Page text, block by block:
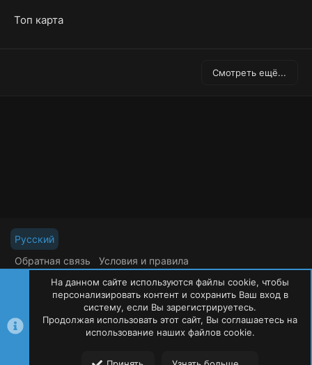
Топ карта
Смотреть ещё...
Русский
Обратная связь
Условия и правила
Политика конфиденциальности
Помощь
R
S
S
©Oxide Россия2015-2026
На данном сайте используются файлы cookie, чтобы
персонализировать контент и сохранить Ваш вход в
систему, если Вы зарегистрируетесь.
Продолжая использовать этот сайт, Вы соглашаетесь на
использование наших файлов cookie.